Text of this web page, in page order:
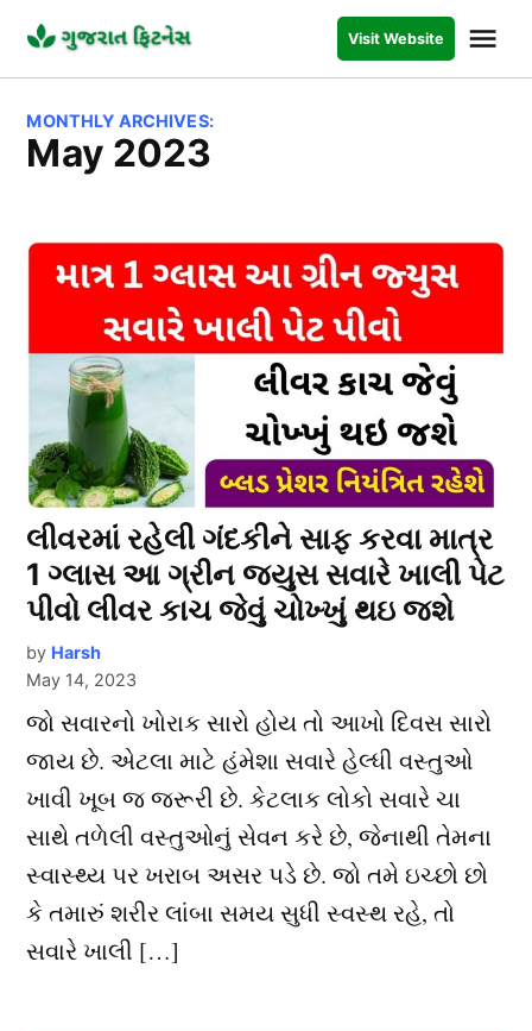
content
FITNESS
Visit Website
MONTHLY ARCHIVES:
May 2023
લીવરમાં રહેલી ગંદકીને સાફ કરવા માત્ર
1 ગ્લાસ આ ગ્રીન જ્યુસ સવારે ખાલી પેટ
પીવો લીવર કાચ જેવું ચોખ્ખું થઇ જશે
by Harsh
May 14, 2023
જો સવારનો ખોરાક સારો હોય તો આખો દિવસ સારો
જાય છે. એટલા માટે હંમેશા સવારે હેલ્ધી વસ્તુઓ
ખાવી ખૂબ જ જરૂરી છે. કેટલાક લોકો સવારે ચા
સાથે તળેલી વસ્તુઓનું સેવન કરે છે, જેનાથી તેમના
સ્વાસ્થ્ય પર ખરાબ અસર પડે છે. જો તમે ઇચ્છો છો
કે તમારું શરીર લાંબા સમય સુધી સ્વસ્થ રહે, તો
સવારે ખાલી […]